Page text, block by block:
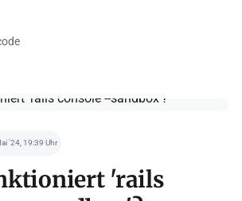
'24, 19:39 Uhr
'rails